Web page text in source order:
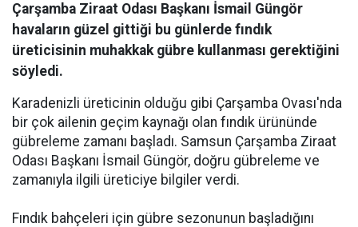
Çarşamba Ziraat Odası Başkanı İsmail Güngör
havaların güzel gittiği bu günlerde fındık
üreticisinin muhakkak gübre kullanması gerektiğini
söyledi.
Karadenizli üreticinin olduğu gibi Çarşamba Ovası'nda
bir çok ailenin geçim kaynağı olan fındık ürününde
gübreleme zamanı başladı. Samsun Çarşamba Ziraat
Odası Başkanı İsmail Güngör, doğru gübreleme ve
zamanıyla ilgili üreticiye bilgiler verdi.
Fındık bahçeleri için gübre sezonunun başladığını